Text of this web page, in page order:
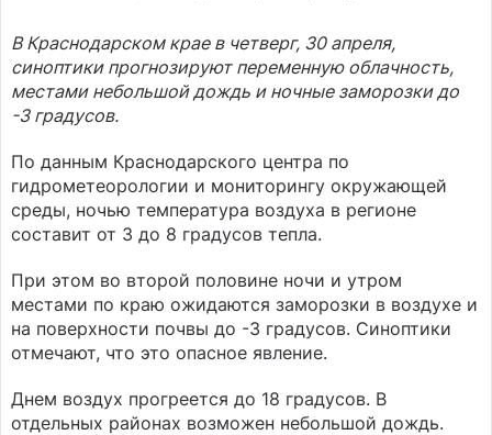
В Краснодарском крае в четверг, 30 апреля,
синоптики прогнозируют переменную облачность,
местами небольшой дождь и ночные заморозки до
-3 градусов.
По данным Краснодарского центра по
гидрометеорологии и мониторингу окружающей
среды, ночью температура воздуха в регионе
составит от 3 до 8 градусов тепла.
При этом во второй половине ночи и утром
местами по краю ожидаются заморозки в воздухе и
на поверхности почвы до -3 градусов. Синоптики
отмечают, что это опасное явление.
Днем воздух прогреется до 18 градусов. В
отдельных районах возможен небольшой дождь.